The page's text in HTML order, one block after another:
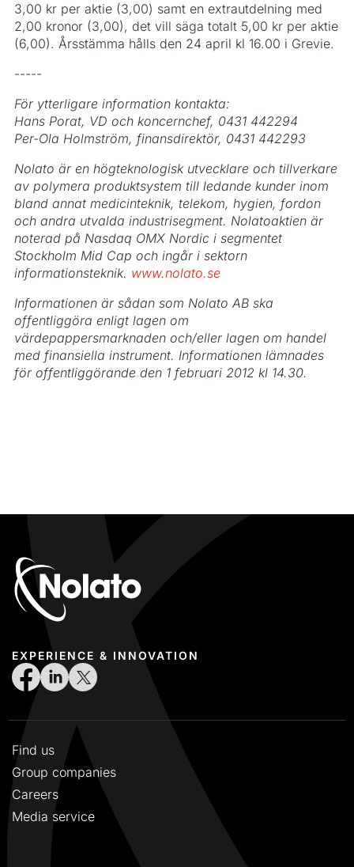
3,00 kr per aktie (3,00) samt en extrautdelning med
2,00 kronor (3,00), det vill säga totalt 5,00 kr per aktie
(6,00). Årsstämma hålls den 24 april kl 16.00 i Grevie.
-----
För ytterligare information kontakta:
Hans Porat, VD och koncernchef, 0431 442294
Per-Ola Holmström, finansdirektör, 0431 442293
Nolato är en högteknologisk utvecklare och tillverkare
av polymera produktsystem till ledande kunder inom
bland annat medicinteknik, telekom, hygien, fordon
och andra utvalda industri­segment. Nolatoaktien är
noterad på Nasdaq OMX Nordic i segmentet
Stockholm Mid Cap och ingår i sektorn
informationsteknik. www.nolato.se
Informationen är sådan som Nolato AB ska
offentliggöra enligt lagen om
värdepappersmarknaden och/eller lagen om handel
med finansiella instrument. Informationen lämnades
för offentliggörande den 1 februari 2012 kl 14.30.
EXPERIENCE & INNOVATION
Find us
Group companies
Careers
Media service